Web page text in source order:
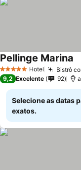
5 Estrelas Hotel Bistrô
Pellinge Marina
9,2 Excelente 92
Selecione as datas
exatos.